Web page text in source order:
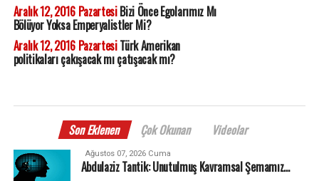
Aralık 12, 2016 PazartesiBizi Önce Egolarımız Mı
Bölüyor Yoksa Emperyalistler Mi?
Aralık 12, 2016 PazartesiTürk Amerikan
politikaları çakışacak mı çatışacak mı?
Son Eklenen Çok Okunan Videolar
Ağustos 07, 2026 Cuma
Abdulaziz Tantik: Unutulmuş Kavramsal Şemamız…